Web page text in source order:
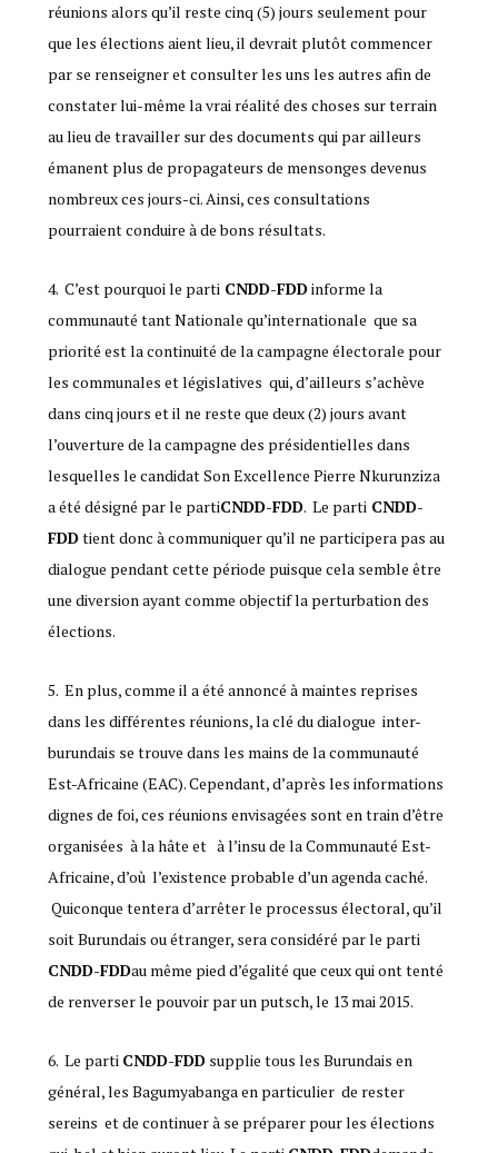
réunions alors qu’il reste cinq (5) jours seulement pour
que les élections aient lieu, il devrait plutôt commencer
par se renseigner et consulter les uns les autres afin de
constater lui-même la vrai réalité des choses sur terrain
au lieu de travailler sur des documents qui par ailleurs
émanent plus de propagateurs de mensonges devenus
nombreux ces jours-ci. Ainsi, ces consultations
pourraient conduire à de bons résultats.
C’est pourquoi le partiCNDD-FDDinforme la
communauté tant Nationale qu’internationale que sa
priorité est la continuité de la campagne électorale pour
les communales et législatives qui, d’ailleurs s’achève
dans cinq jours et il ne reste que deux (2) jours avant
l’ouverture de la campagne des présidentielles dans
lesquelles le candidat Son Excellence Pierre Nkurunziza
a été désigné par le partiCNDD-FDD. Le partiCNDD-
FDDtient donc à communiquer qu’il ne participera pas au
dialogue pendant cette période puisque cela semble être
une diversion ayant comme objectif la perturbation des
élections.
En plus, comme il a été annoncé à maintes reprises
dans les différentes réunions, la clé du dialogue inter-
burundais se trouve dans les mains de la communauté
Est-Africaine (EAC). Cependant, d’après les informations
dignes de foi, ces réunions envisagées sont en train d’être
organisées à la hâte et à l’insu de la Communauté Est-
Africaine, d’où l’existence probable d’un agenda caché.
Quiconque tentera d’arrêter le processus électoral, qu’il
soit Burundais ou étranger, sera considéré par le parti
CNDD-FDDau même pied d’égalité que ceux qui ont tenté
de renverser le pouvoir par un putsch, le 13 mai 2015.
Le parti CNDD-FDDsupplie tous les Burundais en
général, les Bagumyabanga en particulier de rester
sereins et de continuer à se préparer pour les élections